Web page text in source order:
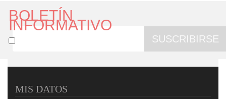
BOLETÍN
INFORMATIVO
SUSCRIBIRSE
MIS DATOS